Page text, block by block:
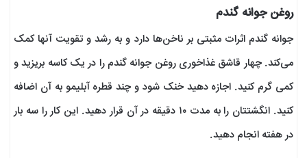
روغن جوانه گندم
جوانه گندم اثرات مثبتی بر ناخن‌ها دارد و به رشد و تقویت آنها کمک
می‌کند. چهار قاشق غذاخوری روغن جوانه گندم را در یک کاسه بریزید و
کمی گرم کنید. اجازه دهید خنک شود و چند قطره آبلیمو به آن اضافه
کنید. انگشتتان را به مدت ۱۰ دقیقه در آن قرار دهید. این کار را سه بار
در هفته انجام دهید.